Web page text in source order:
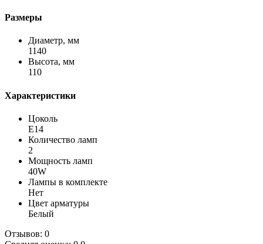
Размеры
Диаметр, мм
1140
Высота, мм
110
Характеристики
Цоколь
Е14
Количество ламп
2
Мощность ламп
40W
Лампы в комплекте
Нет
Цвет арматуры
Белый
Отзывов: 0